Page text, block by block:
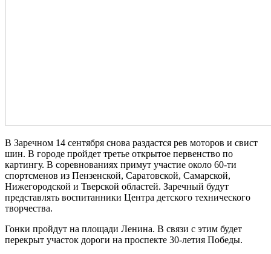
В Заречном 14 сентября снова раздастся рев моторов и свист
шин. В городе пройдет третье открытое первенство по
картингу. В соревнованиях примут участие около 60-ти
спортсменов из Пензенской, Саратовской, Самарской,
Нижегородской и Тверской областей. Заречный будут
представлять воспитанники Центра детского технического
творчества.
Гонки пройдут на площади Ленина. В связи с этим будет
перекрыт участок дороги на проспекте 30-летия Победы.